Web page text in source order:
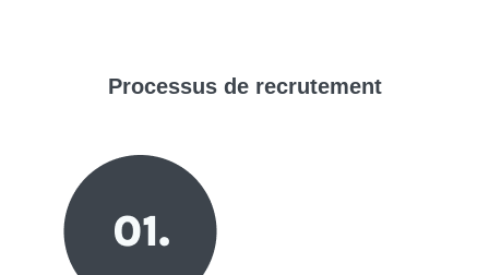
Processus de recrutement